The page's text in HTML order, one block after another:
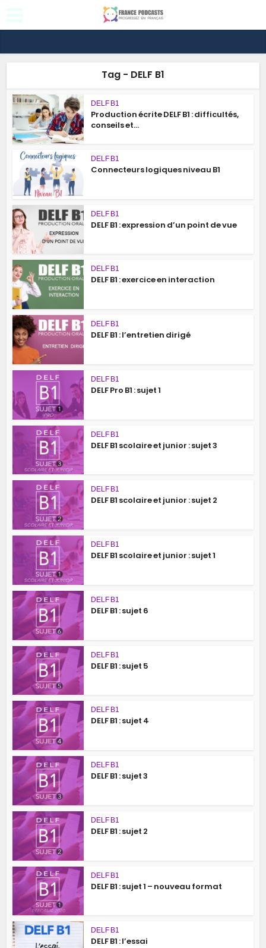
Tag - DELF B1
DELF B1
Production écrite DELF B1 : difficultés,
conseils et...
DELF B1
Connecteurs logiques niveau B1
DELF B1
DELF B1 : expression d’un point de vue
DELF B1
DELF B1 : exercice en interaction
DELF B1
DELF B1 : l’entretien dirigé
DELF B1
DELF Pro B1 : sujet 1
DELF B1
DELF B1 scolaire et junior : sujet 3
DELF B1
DELF B1 scolaire et junior : sujet 2
DELF B1
DELF B1 scolaire et junior : sujet 1
DELF B1
DELF B1 : sujet 6
DELF B1
DELF B1 : sujet 5
DELF B1
DELF B1 : sujet 4
DELF B1
DELF B1 : sujet 3
DELF B1
DELF B1 : sujet 2
DELF B1
DELF B1 : sujet 1 – nouveau format
DELF B1
DELF B1 : l’essai